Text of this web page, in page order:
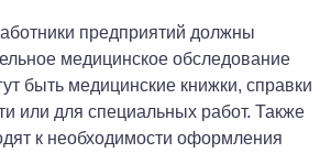
предприятий должны
медицинское обследование
быть медицинские книжки, справки
или для специальных работ. Также
к необходимости оформления